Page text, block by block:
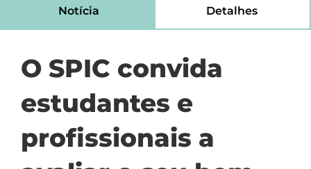
Notícia Detalhes
O SPIC convida
estudantes e
profissionais a